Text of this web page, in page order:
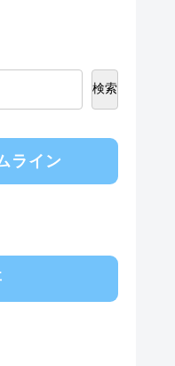
検索
ライン